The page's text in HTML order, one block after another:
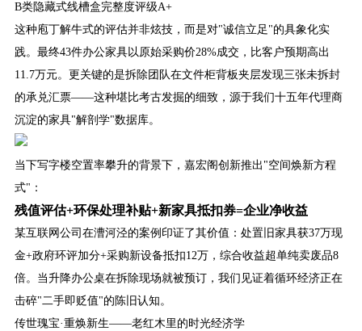
B类隐藏式线槽盒完整度评级A+
这种庖丁解牛式的评估并非炫技，而是对"诚信立足"的具象化实
践。最终43件办公家具以原始采购价28%成交，比客户预期高出
11.7万元。更关键的是拆除团队在文件柜背板夹层发现三张未拆封
的承兑汇票——这种堪比考古发掘的细致，源于我们十五年代理商
沉淀的家具"解剖学"数据库。
当下写字楼空置率攀升的背景下，嘉宏阁创新推出"空间焕新方程
式"：
残值评估+环保处理补贴+新家具抵扣券=企业净收益
某互联网公司在漕河泾的案例印证了其价值：处置旧家具获37万现
金+政府环评加分+采购新设备抵扣12万，综合收益超单纯卖废品8
倍。当升降办公桌在拆除现场就被预订，我们见证着循环经济正在
击碎"二手即贬值"的陈旧认知。
传世瑰宝·重焕新生——老红木里的时光经济学